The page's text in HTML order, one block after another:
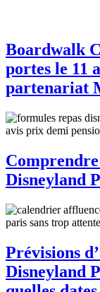
Boardwalk
portes le 11
partenariat
Disneyland
Prévisions
Disneyland